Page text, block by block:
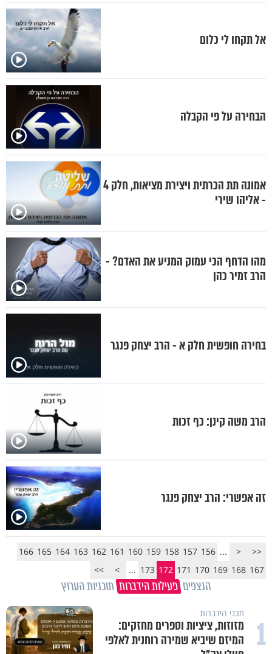
אל תקחו לי כלום
הבחירה על פי הקבלה
אמונה תת הכרתית ויצירת מציאות, חלק 4
- אליהו שירי
מהו הדחף הכי עמוק המניע את האדם? -
הרב זמיר כהן
בחירה חופשית חלק א - הרב יצחק פנגר
הרב משה קינן: כף זכות
זה אפשרי: הרב יצחק פנגר
<<
<
...
156
157
158
159
160
161
162
163
164
165
166
167
168
169
170
171
172
173
...
>
>>
הנצפים פעילות הידברות תוכניות הערוץ
1 תכני הידברות
מזוזות, ציציות וספרים מחזקים:
המיזם שיביא שמירה רוחנית לאלפי